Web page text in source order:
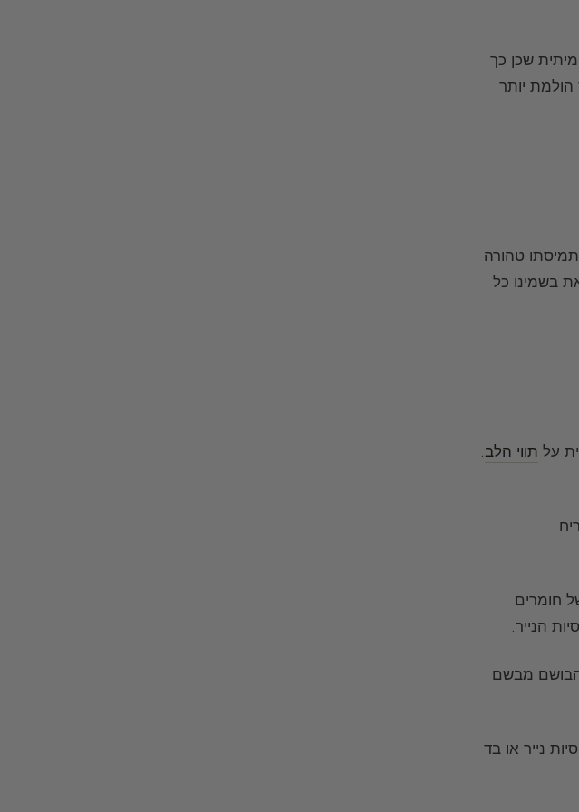
את המחווה המיתית שכן כך
הולמת יותר
טהורה
בשמינו כל
על תווי הלב.
חומרים
הנייר.
מבשם
נייר או בד